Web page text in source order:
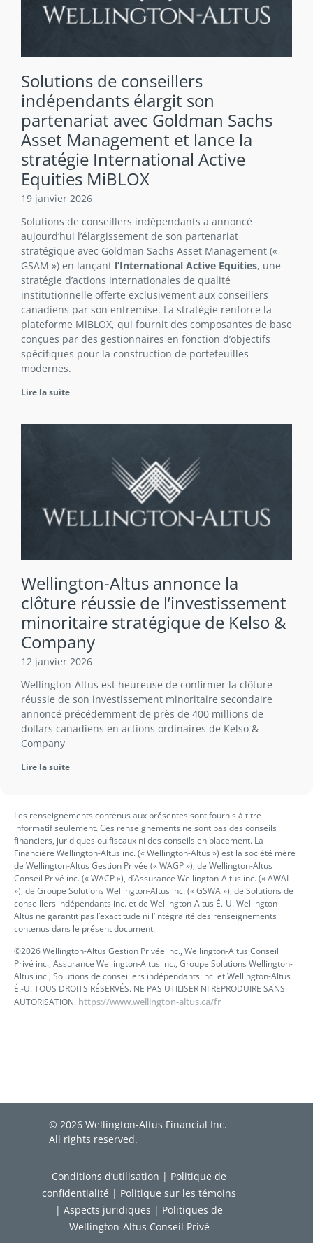
Solutions de conseillers
indépendants élargit son
partenariat avec Goldman Sachs
Asset Management et lance la
stratégie International Active
Equities MiBLOX
19 janvier 2026
Solutions de conseillers indépendants a annoncé
aujourd’hui l’élargissement de son partenariat
stratégique avec Goldman Sachs Asset Management («
GSAM ») en lançant l’International Active Equities, une
stratégie d’actions internationales de qualité
institutionnelle offerte exclusivement aux conseillers
canadiens par son entremise. La stratégie renforce la
plateforme MiBLOX, qui fournit des composantes de base
conçues par des gestionnaires en fonction d’objectifs
spécifiques pour la construction de portefeuilles
modernes.
Lire la suite
Wellington-Altus annonce la
clôture réussie de l’investissement
minoritaire stratégique de Kelso &
Company
12 janvier 2026
Wellington-Altus est heureuse de confirmer la clôture
réussie de son investissement minoritaire secondaire
annoncé précédemment de près de 400 millions de
dollars canadiens en actions ordinaires de Kelso &
Company
Lire la suite
Les renseignements contenus aux présentes sont fournis à titre
informatif seulement. Ces renseignements ne sont pas des conseils
financiers, juridiques ou fiscaux ni des conseils en placement. La
Financière Wellington-Altus inc. (« Wellington-Altus ») est la société mère
de Wellington-Altus Gestion Privée (« WAGP »), de Wellington-Altus
Conseil Privé inc. (« WACP »), d’Assurance Wellington-Altus inc. (« AWAI
»), de Groupe Solutions Wellington-Altus inc. (« GSWA »), de Solutions de
conseillers indépendants inc. et de Wellington-Altus É.-U. Wellington-
Altus ne garantit pas l’exactitude ni l’intégralité des renseignements
contenus dans le présent document.
©2026 Wellington-Altus Gestion Privée inc., Wellington-Altus Conseil
Privé inc., Assurance Wellington-Altus inc., Groupe Solutions Wellington-
Altus inc., Solutions de conseillers indépendants inc. et Wellington-Altus
É.-U. TOUS DROITS RÉSERVÉS. NE PAS UTILISER NI REPRODUIRE SANS
AUTORISATION. https://www.wellington-altus.ca/fr
© 2026 Wellington-Altus Financial Inc.
All rights reserved.
Conditions d’utilisation | Politique de
confidentialité | Politique sur les témoins
| Aspects juridiques | Politiques de
Wellington-Altus Conseil Privé